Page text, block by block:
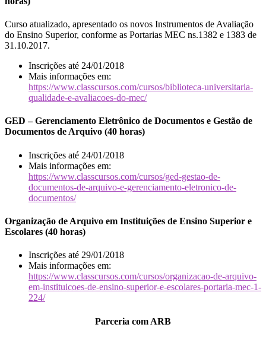
Curso atualizado, apresentado os novos Instrumentos de Avaliação
do Ensino Superior, conforme as Portarias MEC ns.1382 e 1383 de
31.10.2017.
Inscrições até 24/01/2018
Mais informações em:
https://www.classcursos.com/cursos/biblioteca-universitaria-
qualidade-e-avaliacoes-do-mec/
GED – Gerenciamento Eletrônico de Documentos e Gestão de
Documentos de Arquivo (40 horas)
Inscrições até 24/01/2018
Mais informações em:
https://www.classcursos.com/cursos/ged-gestao-de-
documentos-de-arquivo-e-gerenciamento-eletronico-de-
documentos/
Organização de Arquivo em Instituições de Ensino Superior e
Escolares (40 horas)
Inscrições até 29/01/2018
Mais informações em:
https://www.classcursos.com/cursos/organizacao-de-arquivo-
em-instituicoes-de-ensino-superior-e-escolares-portaria-mec-1-
224/
Parceria com ARB